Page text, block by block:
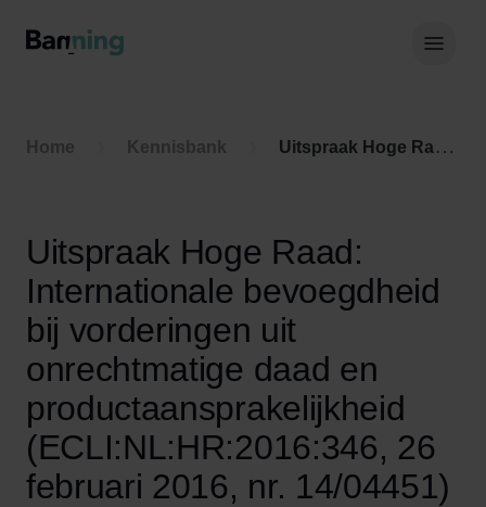
Home Kennisbank Uitspraak Hoge Raad: Internationale bevoegdheid bij vorderingen uit onrechtmatige daad en productaansprakelijkheid (ECLI:NL:HR:2016:346, 26 februari 2016, nr. 14/04451)
Uitspraak Hoge Raad:
Internationale bevoegdheid
bij vorderingen uit
onrechtmatige daad en
productaansprakelijkheid
(ECLI:NL:HR:2016:346, 26
februari 2016, nr. 14/04451)